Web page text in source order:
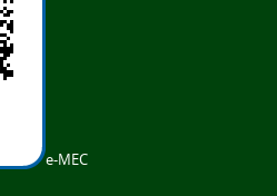
e-MEC